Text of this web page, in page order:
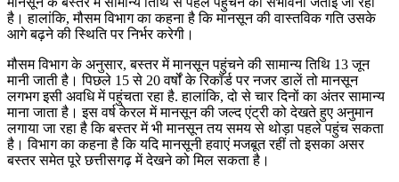
है। हालांकि, मौसम विभाग का कहना है कि मानसून की वास्तविक गति उसके
आगे बढ़ने की स्थिति पर निर्भर करेगी।
मौसम विभाग के अनुसार, बस्तर में मानसून पहुंचने की सामान्य तिथि 13 जून
मानी जाती है। पिछले 15 से 20 वर्षों के रिकॉर्ड पर नजर डालें तो मानसून
लगभग इसी अवधि में पहुंचता रहा है. हालांकि, दो से चार दिनों का अंतर सामान्य
माना जाता है। इस वर्ष केरल में मानसून की जल्द एंट्री को देखते हुए अनुमान
लगाया जा रहा है कि बस्तर में भी मानसून तय समय से थोड़ा पहले पहुंच सकता
है। विभाग का कहना है कि यदि मानसूनी हवाएं मजबूत रहीं तो इसका असर
बस्तर समेत पूरे छत्तीसगढ़ में देखने को मिल सकता है।